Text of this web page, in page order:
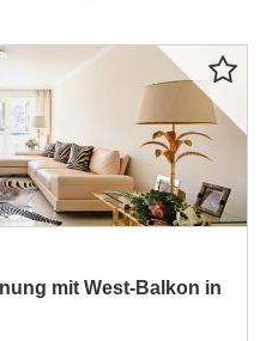
mit West-Balkon in